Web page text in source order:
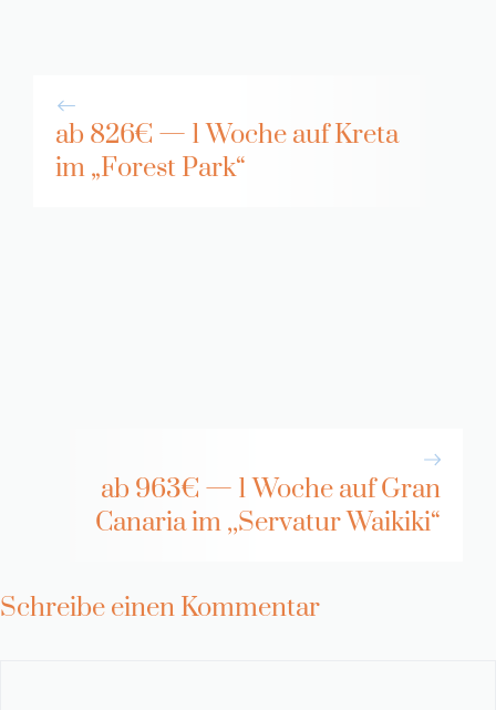
ab 826€ — 1 Woche auf Kreta
im „Forest Park“
ab 963€ — 1 Woche auf Gran
Canaria im ,,Servatur Waikiki“
Schreibe einen Kommentar